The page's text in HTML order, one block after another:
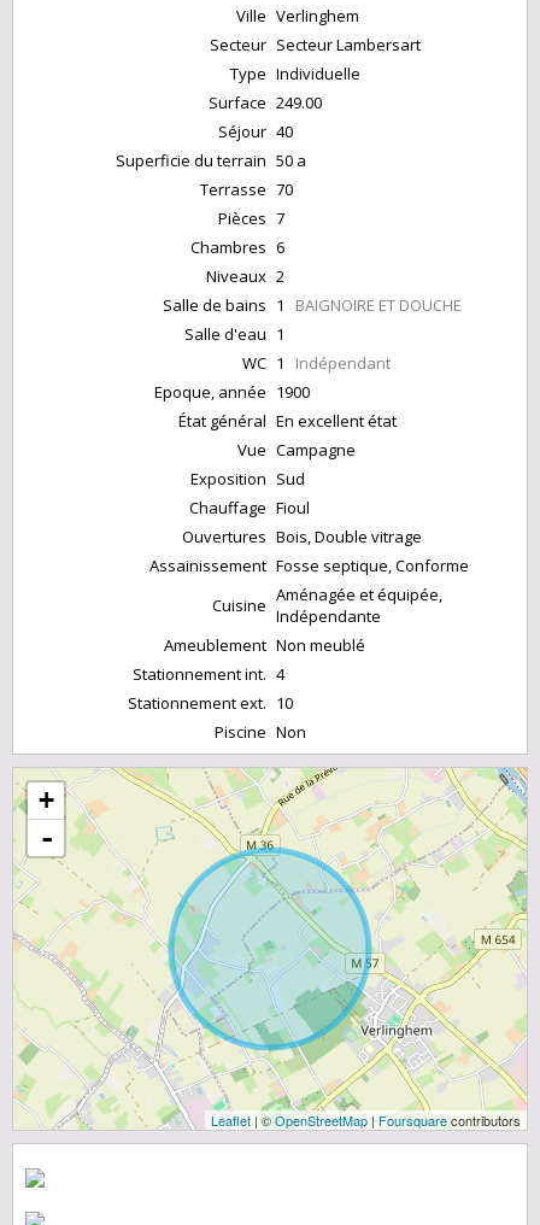
Ville Verlinghem
Secteur Secteur Lambersart
Type Individuelle
Surface 249.00
Séjour 40
Superficie du terrain 50 a
Terrasse 70
Pièces 7
Chambres 6
Niveaux 2
Salle de bains 1 BAIGNOIRE ET DOUCHE
Salle d'eau 1
WC 1 Indépendant
Epoque, année 1900
État général En excellent état
Vue Campagne
Exposition Sud
Chauffage Fioul
Ouvertures Bois, Double vitrage
Assainissement Fosse septique, Conforme
Cuisine Aménagée et équipée,
Indépendante
Ameublement Non meublé
Stationnement int. 4
Stationnement ext. 10
Piscine Non
+
-
Leaflet | ©OpenStreetMap | Foursquarecontributors